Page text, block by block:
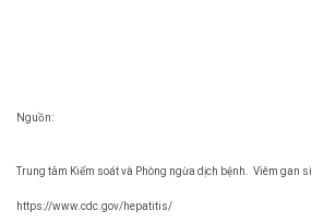
Nguồn:
Trung tâm Kiểm soát và Phòng ngừa dịch bệnh. Viêm gan
https://www.cdc.gov/hepatitis/